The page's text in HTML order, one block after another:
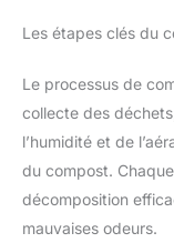
Les étapes clés du
Le processus de
collecte des
l’humidité et de
du compost.
décomposition
mauvaises odeurs.